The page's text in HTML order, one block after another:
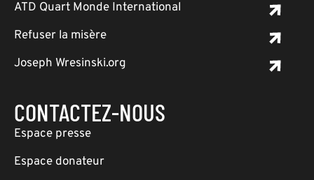
ATD Quart Monde International
Refuser la misère
Joseph Wresinski.org
CONTACTEZ-NOUS
Espace presse
Espace donateur